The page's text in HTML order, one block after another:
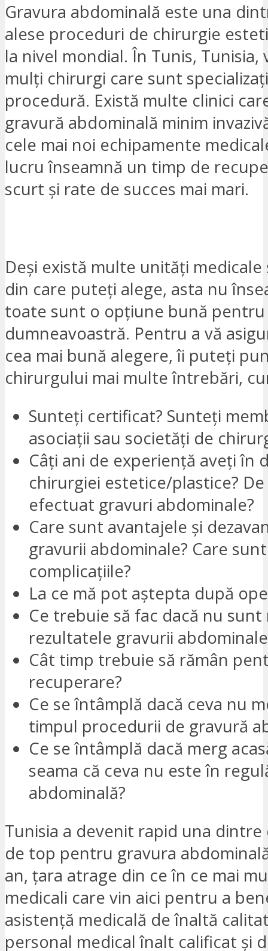
Gravura abdominală este una
alese proceduri de chirurgie
la nivel mondial. În Tunis, Tunisia,
mulți chirurgi care sunt
procedură. Există multe clinici
gravură abdominală minim
cele mai noi echipamente
lucru înseamnă un timp de
scurt și rate de succes mai mari.
Deși există multe unități medicale
din care puteți alege, asta nu
toate sunt o opțiune bună pentru
dumneavoastră. Pentru a vă
cea mai bună alegere, îi puteți
chirurgului mai multe întrebări,
Sunteți certificat? Sunteți
asociații sau societăți de
Câți ani de experiență aveți în
chirurgiei estetice/plastice?
efectuat gravuri abdominale?
Care sunt avantajele și
gravurii abdominale? Care
complicațiile?
La ce mă pot aștepta după
Ce trebuie să fac dacă nu
rezultatele gravurii
Cât timp trebuie să rămân
recuperare?
Ce se întâmplă dacă ceva nu
timpul procedurii de gravură
Ce se întâmplă dacă merg
seama că ceva nu este în
abdominală?
Tunisia a devenit rapid una
de top pentru gravura
an, țara atrage din ce în ce mai
medicali care vin aici pentru a
asistență medicală de înaltă
personal medical înalt calificat și